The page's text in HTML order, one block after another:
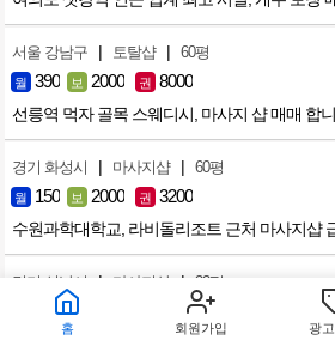
서울 강남구 | 토탈샵 | 60평
월 390 보 2000 권 8000
선릉역 먹자 골목 스웨디시, 마사지 샵 매매 합
경기 화성시 | 마사지샵 | 60평
월 150 보 2000 권 3200
수원과학대학교, 라비돌리조트 근처 마사지샵
경기 성남시 | 마사지샵 | 33평
100 보 2800
홈 회원가입 광